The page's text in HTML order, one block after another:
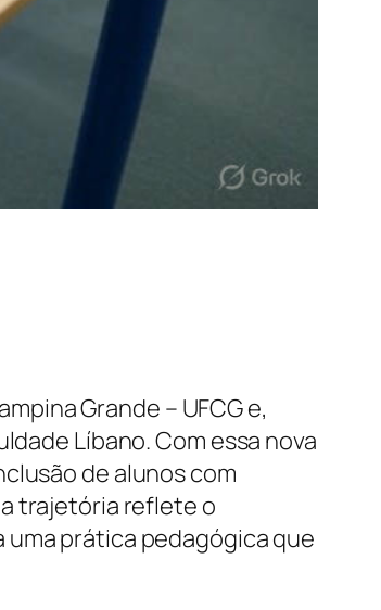
Grande – UFCG e,
Líbano. Com essa nova
de alunos com
trajetória reflete o
prática pedagógica que